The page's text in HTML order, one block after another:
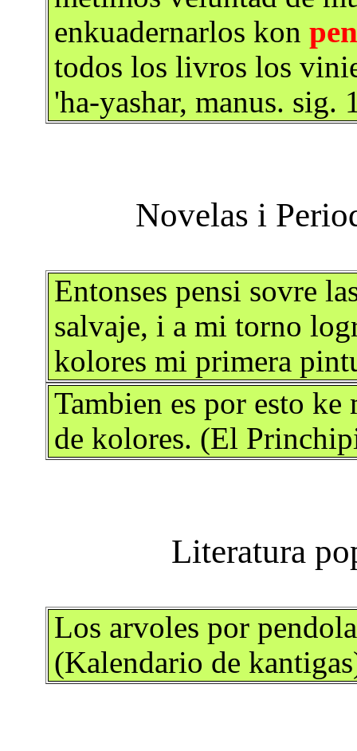
enkuadernarlos kon
todos los livros los
'ha-yashar, manus. sig.
Entonses pensi sovre
salvaje, i a mi torno
kolores mi primera
Tambien es por esto ke
de kolores. (El
Los arvoles por
(Kalendario de